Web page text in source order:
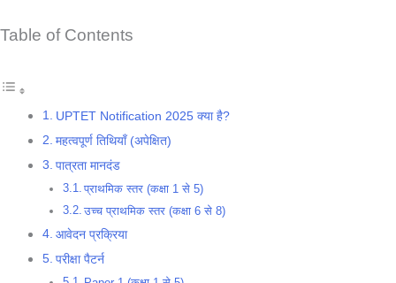
Table of Contents
UPTET Notification 2025 क्या है?
महत्वपूर्ण तिथियाँ (अपेक्षित)
पात्रता मानदंड
प्राथमिक स्तर (कक्षा 1 से 5)
उच्च प्राथमिक स्तर (कक्षा 6 से 8)
आवेदन प्रक्रिया
परीक्षा पैटर्न